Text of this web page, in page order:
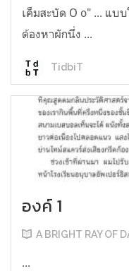
เค็มสะบัด O o" ... แบ
ต้องหาผักนึ่ง ...
TidbiT
องค์ 1
A BRIGHT RAY OF
...